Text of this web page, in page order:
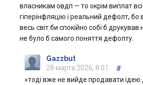
власникам овдп — то окрім виплат
гіперінфляцію і реальний дефолт, бо
весь світ би спокійно собі б друкував
не було б самого поняття дефолту.
Gazzbut
28 марта 2026, 8:01
#
«тоді вже не вийде продавати ідею